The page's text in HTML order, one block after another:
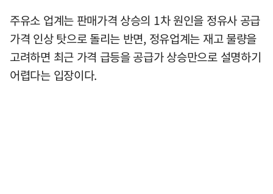
주유소 업계는 판매가격 상승의 1차 원인을 정유사 공급
가격 인상 탓으로 돌리는 반면, 정유업계는 재고 물량을
고려하면 최근 가격 급등을 공급가 상승만으로 설명하기
어렵다는 입장이다.